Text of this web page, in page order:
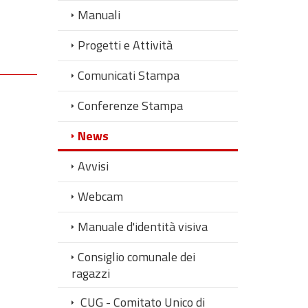
Manuali
Progetti e Attività
Comunicati Stampa
Conferenze Stampa
News
Avvisi
Webcam
Manuale d'identità visiva
Consiglio comunale dei
ragazzi
CUG - Comitato Unico di